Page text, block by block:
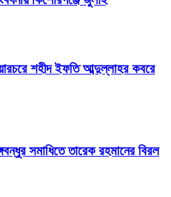
শহীদ ইফতি আব্দুল্লাহর কবরে
সমাধিতে তারেক রহমানের বিরল